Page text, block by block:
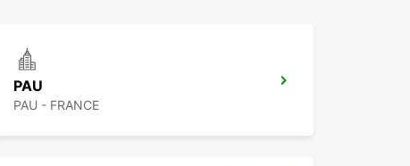
PAU
PAU - FRANCE